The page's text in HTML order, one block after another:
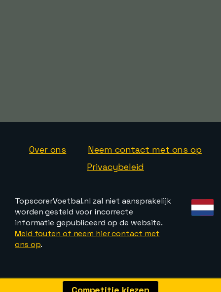
Over ons
Neem contact met ons op
Privacybeleid
TopscorerVoetbal.nl zal niet aansprakelijk
worden gesteld voor incorrecte
informatie gepubliceerd op de website.
Meld fouten of neem hier contact met
ons op.